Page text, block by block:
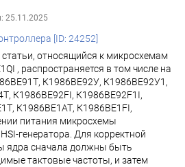
25.11.2025
[ID: 24252]
относящийся к микросхемам
, распространяется в том числе на
К1986ВЕ92У, К1986ВЕ92У1,
К1986ВЕ92FI, К1986ВЕ92F1I,
К1986ВЕ1АТ, К1986ВЕ1FI,
питания микросхемы
генератора. Для корректной
ядра сначала должны быть
тактовые частоты, и затем